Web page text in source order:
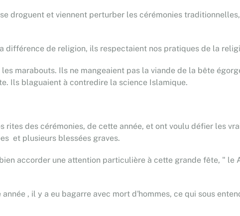
droguent et viennent perturber les cérémonies
différence de religion, ils respectaient nos pratiques de la
marabouts. Ils ne mangeaient pas la viande de la bête
Ils blaguaient à contredire la science Islamique.
des cérémonies, de cette année, et ont voulu défier les
et plusieurs blessées graves.
accorder une attention particulière à cette grande fête, " le
, il y a eu bagarre avec mort d'hommes, ce qui sous